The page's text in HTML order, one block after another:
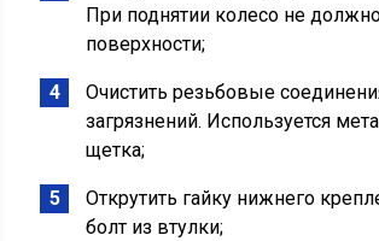
При поднятии колесо не
поверхности;
Очистить резьбовые
загрязнений. Используется
щетка;
Открутить гайку нижнего
болт из втулки;